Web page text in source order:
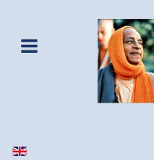
Sélectionnez votre langue